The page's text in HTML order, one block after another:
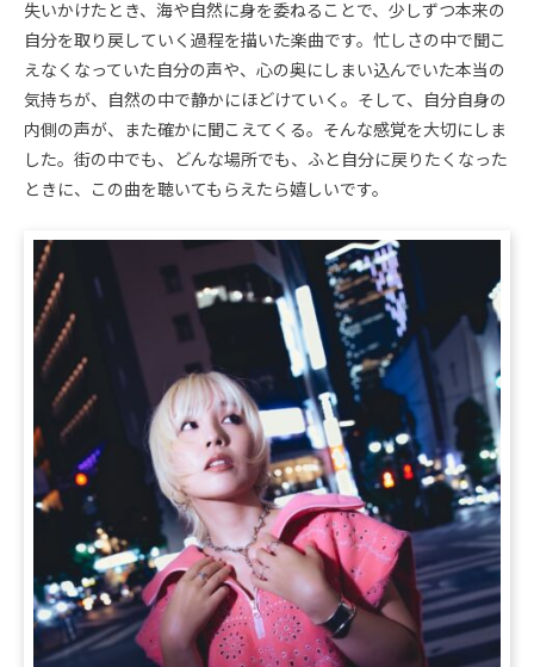
失いかけたとき、海や自然に身を委ねることで、少しずつ本来の
自分を取り戻していく過程を描いた楽曲です。忙しさの中で聞こ
えなくなっていた自分の声や、心の奥にしまい込んでいた本当の
気持ちが、自然の中で静かにほどけていく。そして、自分自身の
内側の声が、また確かに聞こえてくる。そんな感覚を大切にしま
した。街の中でも、どんな場所でも、ふと自分に戻りたくなった
ときに、この曲を聴いてもらえたら嬉しいです。